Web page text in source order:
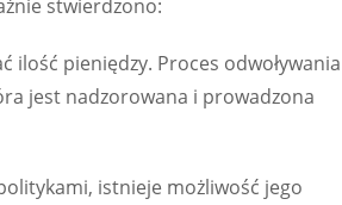
stwierdzono:
ilość pieniędzy. Proces odwoływania
jest nadzorowana i prowadzona
istnieje możliwość jego